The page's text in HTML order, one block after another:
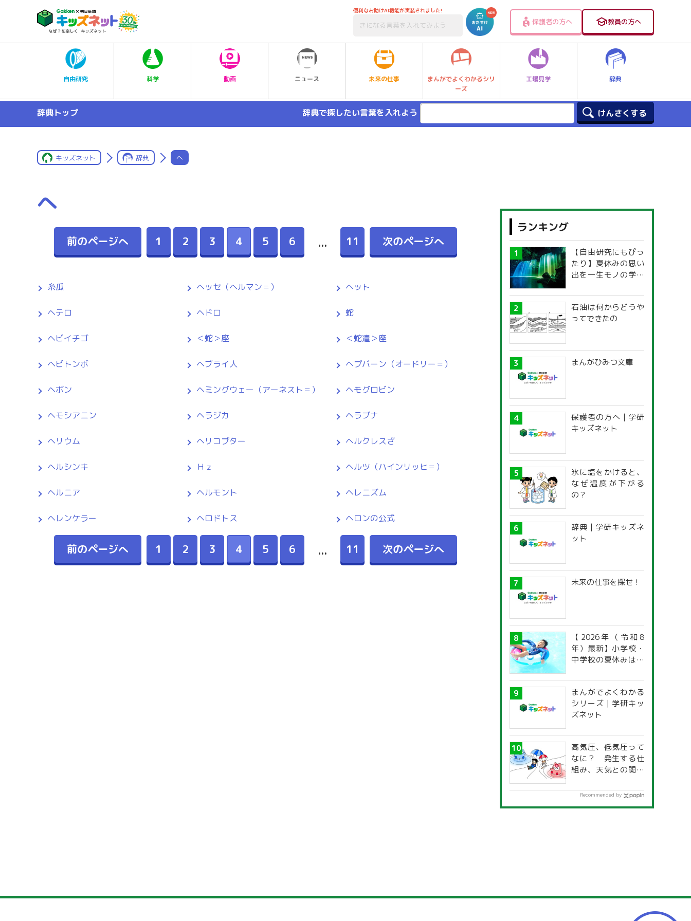
便利なお助けAI機能が実装されました!
保護者の方へ 教員の方へ
自由研究 科学 動画 ニュース 未来の仕事
まんがでよくわかるシリ
ーズ
工場見学 辞典
辞典トップ 辞典で探したい言葉を入れよう
キッズネット 辞典 へ
へ
前のページへ 1 2 3 4 5 6 ... 11 次のページへ
糸瓜 ヘッセ（ヘルマン＝） ヘット
ヘテロ ヘドロ 蛇
ヘビイチゴ ＜蛇＞座 ＜蛇遣＞座
ヘビトンボ ヘブライ人 ヘプバーン（オードリー＝）
ヘボン ヘミングウェー（アーネスト＝） ヘモグロビン
ヘモシアニン ヘラジカ ヘラブナ
ヘリウム ヘリコプター ヘルクレスざ
ヘルシンキ Ｈｚ ヘルツ（ハインリッヒ＝）
ヘルニア ヘルモント ヘレニズム
ヘレンケラー ヘロドトス ヘロンの公式
前のページへ 1 2 3 4 5 6 ... 11 次のページへ
ランキング
【自由研究にもぴっ
たり】夏休みの思い
出を一生モノの学び
探究ガイド
石油は何からどうや
ってできたの
まんがひみつ文庫
保護者の方へ | 学研
キッズネット
氷に塩をかけると、
なぜ温度が下がる
の？
辞典 | 学研キッズネ
ット
未来の仕事を探せ！
【2026年（令和8
年）最新】小学校・
中学校の夏休みはい
道府県別「夏季休暇
一覧」
まんがでよくわかる
シリーズ | 学研キッ
ズネット
高気圧、低気圧って
なに？ 発生する仕
組み、天気との関係
Recommended by